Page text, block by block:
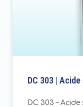
DC 303 |
DC 303 –